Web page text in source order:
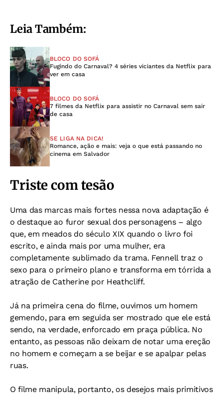
Leia Também:
BLOCO DO SOFÁ
Fugindo do Carnaval? 4 séries viciantes da Netflix para
ver em casa
BLOCO DO SOFÁ
7 filmes da Netflix para assistir no Carnaval sem sair
de casa
SE LIGA NA DICA!
Romance, ação e mais: veja o que está passando no
cinema em Salvador
Triste com tesão
Uma das marcas mais fortes nessa nova adaptação é
o destaque ao furor sexual dos personagens – algo
que, em meados do século XIX quando o livro foi
escrito, e ainda mais por uma mulher, era
completamente sublimado da trama. Fennell traz o
sexo para o primeiro plano e transforma em tórrida a
atração de Catherine por Heathcliff.
Já na primeira cena do filme, ouvimos um homem
gemendo, para em seguida ser mostrado que ele está
sendo, na verdade, enforcado em praça pública. No
entanto, as pessoas não deixam de notar uma ereção
no homem e começam a se beijar e se apalpar pelas
ruas.
O filme manipula, portanto, os desejos mais primitivos